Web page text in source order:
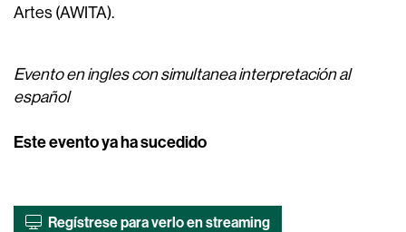
Artes (AWITA).
Evento en ingles con simultanea interpretación al
español
Este evento ya ha sucedido
Regístrese para verlo en streaming